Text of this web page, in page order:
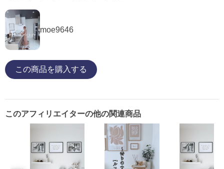
moe9646
この商品を購入する
このアフィリエイターの他の関連商品